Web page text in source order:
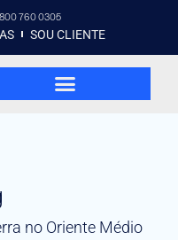
760 0305
SOU CLIENTE
no Oriente Médio